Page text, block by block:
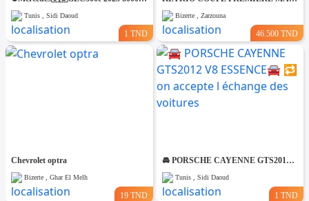
Tunis , Sidi Daoud
1 TND
Bizerte , Zarzouna
46.500 TND
Chevrolet optra
Bizerte , Ghar El Melh
19 TND
🚘 PORSCHE CAYENNE GTS2012 V8 ESSENCE🚘 🔁 on accepte l échange des voitures
Tunis , Sidi Daoud
1 TND